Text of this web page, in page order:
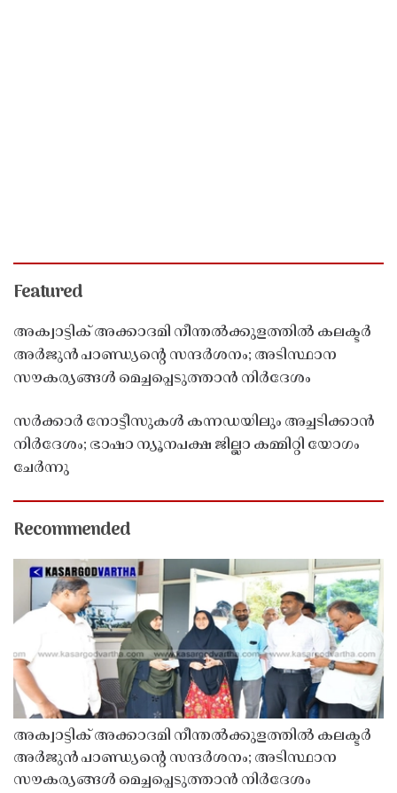
Featured
അക്വാട്ടിക് അക്കാദമി നീന്തൽക്കുളത്തിൽ കലക്ടർ
അർജുൻ പാണ്ഡ്യൻ്റെ സന്ദർശനം; അടിസ്ഥാന
സൗകര്യങ്ങൾ മെച്ചപ്പെടുത്താൻ നിർദേശം
സർക്കാർ നോട്ടീസുകൾ കന്നഡയിലും അച്ചടിക്കാൻ
നിർദേശം; ഭാഷാ ന്യൂനപക്ഷ ജില്ലാ കമ്മിറ്റി യോഗം
ചേർന്നു
Recommended
അക്വാട്ടിക് അക്കാദമി നീന്തൽക്കുളത്തിൽ കലക്ടർ
അർജുൻ പാണ്ഡ്യൻ്റെ സന്ദർശനം; അടിസ്ഥാന
സൗകര്യങ്ങൾ മെച്ചപ്പെടുത്താൻ നിർദേശം